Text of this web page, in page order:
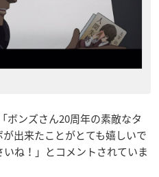
ボンズさん20周年の素敵なタ
出来たことがとても嬉しいで
ね！」とコメントされていま